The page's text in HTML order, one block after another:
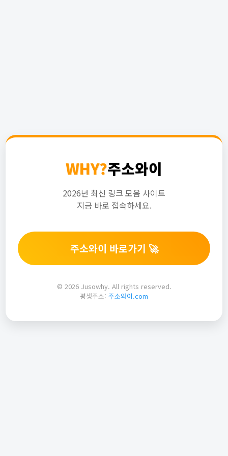
WHY?주소와이
2026년 최신 링크 모음 사이트
지금 바로 접속하세요.
주소와이 바로가기 🚀
© 2026 Jusowhy. All rights reserved.
평생주소: 주소와이.com